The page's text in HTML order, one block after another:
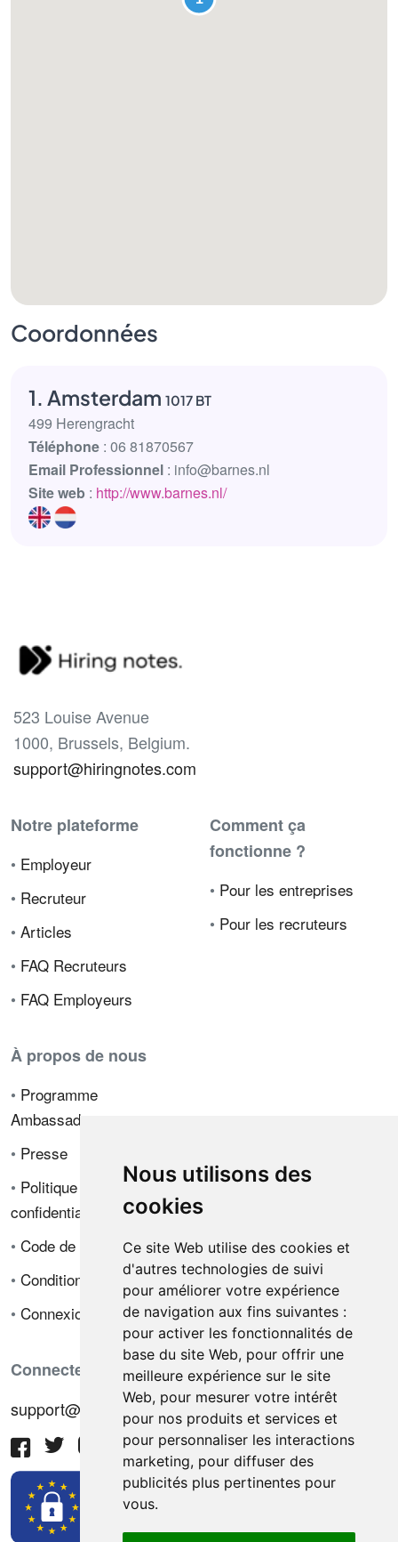
Nous utilisons des
cookies
Ce site Web utilise des cookies et
d'autres technologies de suivi
pour améliorer votre expérience
de navigation aux fins suivantes :
pour activer les fonctionnalités de
base du site Web, pour offrir une
meilleure expérience sur le site
Web, pour mesurer votre intérêt
pour nos produits et services et
pour personnaliser les interactions
marketing, pour diffuser des
publicités plus pertinentes pour
vous.
Coordonnées
1. Amsterdam 1017 BT
499 Herengracht
Téléphone : 06 81870567
Email Professionnel : info@barnes.nl
Site web : http://www.barnes.nl/
523 Louise Avenue
1000, Brussels, Belgium.
support@hiringnotes.com
Notre plateforme
• Employeur
• Recruteur
• Articles
• FAQ Recruteurs
• FAQ Employeurs
Comment ça
fonctionne ?
• Pour les entreprises
• Pour les recruteurs
À propos de nous
• Programme
Ambassadeur
• Presse
• Politique de
confidentialité
• Code de déontologie
• Conditions de vente
• Connexion
Connectez-vous avec nous
support@hiringnotes.com